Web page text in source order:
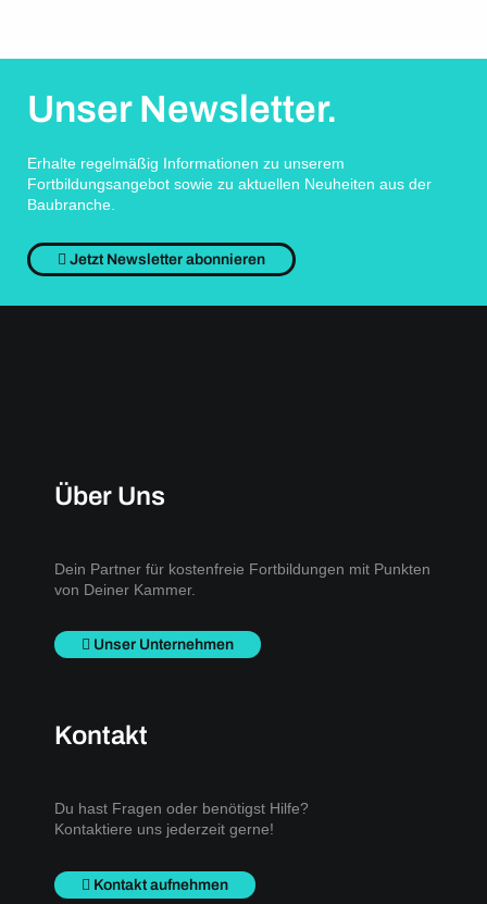
Unser Newsletter.
Erhalte regelmäßig Informationen zu unserem
Fortbildungsangebot sowie zu aktuellen Neuheiten aus der
Baubranche.
Jetzt Newsletter abonnieren
Über Uns
Dein Partner für kostenfreie Fortbildungen mit Punkten
von Deiner Kammer.
Unser Unternehmen
Kontakt
Du hast Fragen oder benötigst Hilfe?
Kontaktiere uns jederzeit gerne!
Kontakt aufnehmen